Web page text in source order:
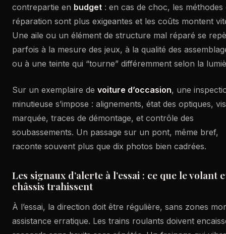
contrepartie en budget : en cas de choc, les méthodes
réparation sont plus exigeantes et les coûts montent
Une aile ou un élément de structure mal réparé se
parfois à la mesure des jeux, à la qualité des
ou à une teinte qui “tourne” différemment selon la
Sur un exemplaire de voiture d’occasion, une
minutieuse s’impose : alignements, état des optiques,
marquée, traces de démontage, et contrôle des
soubassements. Un passage sur un pont, même bref,
raconte souvent plus que dix photos bien cadrées.
Les signaux d’alerte à l’essai : ce que le volant
châssis trahissent
À l’essai, la direction doit être régulière, sans zones
assistance erratique. Les trains roulants doivent